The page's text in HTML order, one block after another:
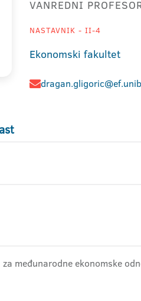
VANREDNI
NASTAVNIK - II-4
Ekonomski fakultet
međunarodne ekonomske